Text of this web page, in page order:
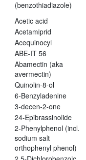
(benzothiadiazole)
Acetic acid
Acetamiprid
Acequinocyl
ABE-IT 56
Abamectin (aka
avermectin)
Quinolin-8-ol
6-Benzyladenine
3-decen-2-one
24-Epibrassinolide
2-Phenylphenol (incl.
sodium salt
orthophenyl phenol)